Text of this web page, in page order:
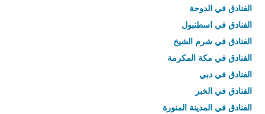
الفنادق في الدوحة
الفنادق في اسطنبول
الفنادق في شرم الشيخ
الفنادق في مكة المكرمة
الفنادق في دبي
الفنادق في الخبر
الفنادق في المدينة المنورة